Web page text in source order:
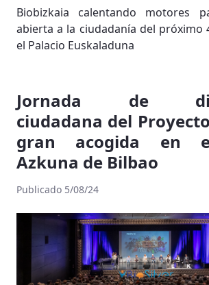
Biobizkaia calentando motores
abierta a la ciudadanía del próximo
el Palacio Euskaladuna
Jornada de
ciudadana del
gran acogida en
Azkuna de Bilbao
Publicado 5/08/24